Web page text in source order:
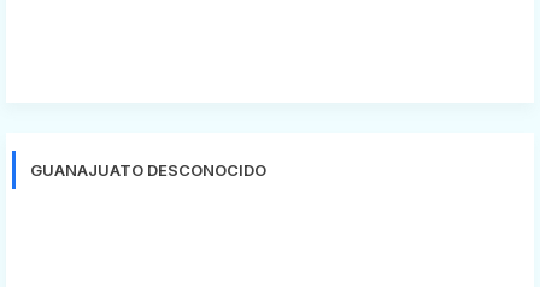
GUANAJUATO DESCONOCIDO